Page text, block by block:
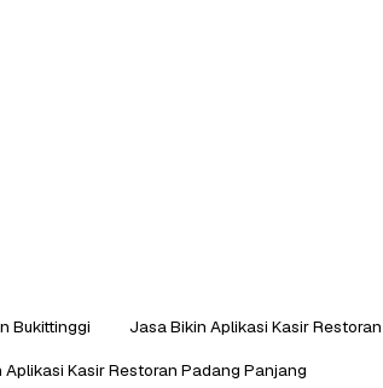
Bukittinggi
Jasa Bikin Aplikasi Kasir
Aplikasi Kasir Restoran Padang Panjang